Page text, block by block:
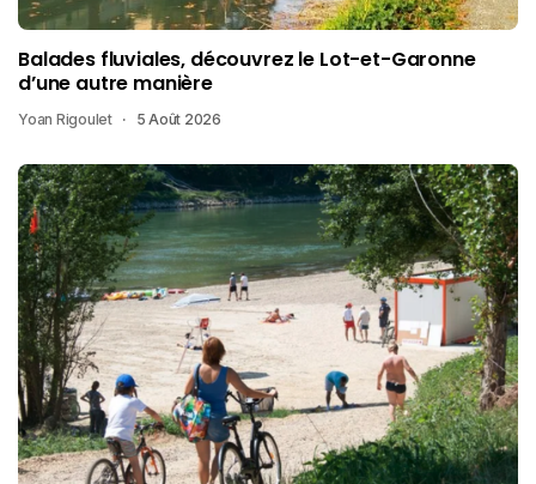
Balades fluviales, découvrez le Lot-et-Garonne
d’une autre manière
Yoan Rigoulet 5 Août 2026